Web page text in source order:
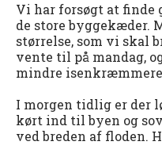
Vi har forsøgt at finde
de store byggekæder.
størrelse, som vi skal
vente til på mandag,
mindre
I morgen tidlig er der
kørt ind til byen og
ved breden af floden.